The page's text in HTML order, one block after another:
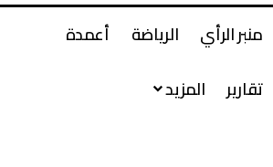
منبر الرأي الرياضة
أعمدة
تقارير المزيد